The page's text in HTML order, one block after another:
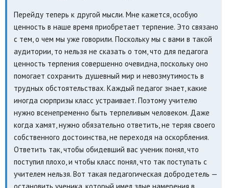
Перейду теперь к другой мысли. Мне кажется, особую
ценность в наше время приобретает терпение. Это связано
с тем, о чем мы уже говорили. Поскольку мы с вами в такой
аудитории, то нельзя не сказать о том, что для педагога
ценность терпения совершенно очевидна, поскольку оно
помогает сохранить душевный мир и невозмутимость в
трудных обстоятельствах. Каждый педагог знает, какие
иногда сюрпризы класс устраивает. Поэтому учителю
нужно всенепременно быть терпеливым человеком. Даже
когда хамят, нужно обязательно ответить, не теряя своего
собственного достоинства, не переходя на оскорбления.
Ответить так, чтобы обидевший вас ученик понял, что
поступил плохо, и чтобы класс понял, что так поступать с
учителем нельзя. Вот такая педагогическая добродетель —